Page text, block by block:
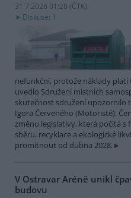
31.7.2026 01:28 (ČTK)
Diskuse: 1
nefunkční, protože náklady
uvedlo Sdružení místních
skutečnost sdružení
Igora Červeného (Motoristé).
změnu legislativy, která počítá
sběru, recyklace a ekologické
promítnout od dubna 2028.
V Ostravar Aréně unikl
budovu